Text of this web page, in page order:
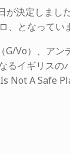
が決定しまし
、となってい
G/Vo）、ア
るイギリスの
Not A Safe